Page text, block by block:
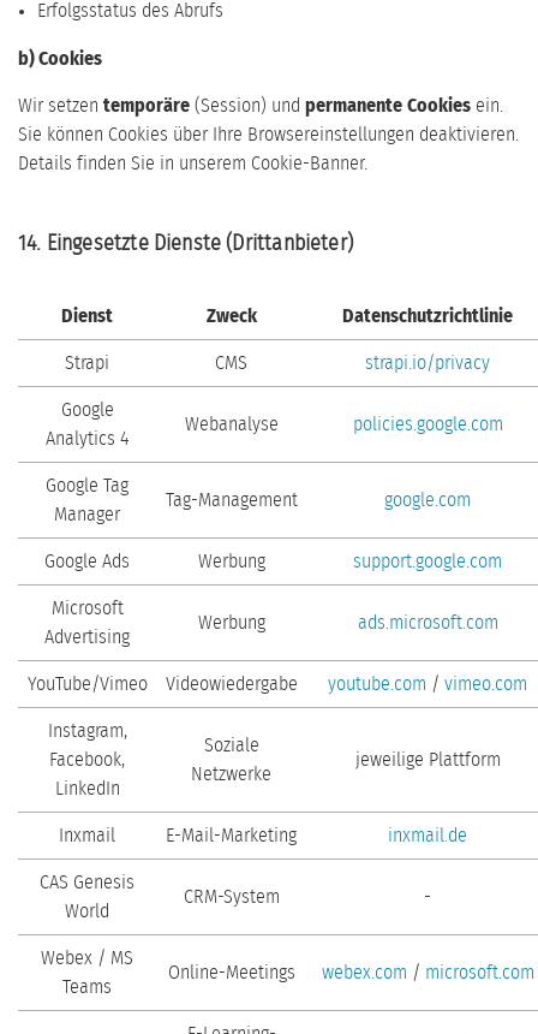
Erfolgsstatus des Abrufs
b) Cookies
Wir setzen temporäre (Session) und permanente Cookies ein.
Sie können Cookies über Ihre Browsereinstellungen deaktivieren.
Details finden Sie in unserem Cookie-Banner.
14. Eingesetzte Dienste (Drittanbieter)
Dienst Zweck Datenschutzrichtlinie
Strapi CMS strapi.io/privacy
Google
Analytics 4
Webanalyse policies.google.com
Google Tag
Manager
Tag-Management google.com
Google Ads Werbung support.google.com
Microsoft
Advertising
Werbung ads.microsoft.com
YouTube/Vimeo Videowiedergabe youtube.com / vimeo.com
Instagram,
Facebook,
LinkedIn
Soziale
Netzwerke
jeweilige Plattform
Inxmail E-Mail-Marketing inxmail.de
CAS Genesis
World
CRM-System -
Webex / MS
Teams
Online-Meetings webex.com / microsoft.com